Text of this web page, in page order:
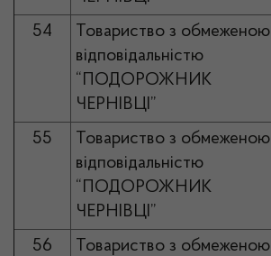
54
Товариство з обмеженою
відповідальністю
“ПОДОРОЖНИК
ЧЕРНІВЦІ”
55
Товариство з обмеженою
відповідальністю
“ПОДОРОЖНИК
ЧЕРНІВЦІ”
56
Товариство з обмеженою